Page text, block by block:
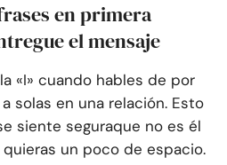
en primera
el mensaje
«I» cuando hables de por
solas en una relación. Esto
siente seguraque no es él
un poco de espacio.